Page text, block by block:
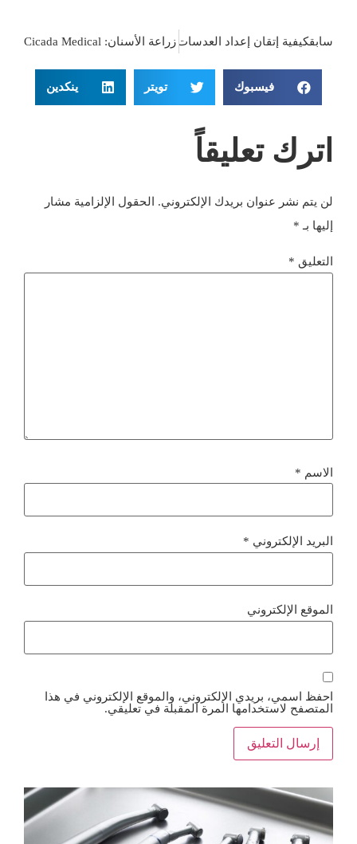
سابقكيفية إتقان إعداد العدسات اللاصقة للأسنان لتحقيق أقصى قدر
التالي مورد قبضة زراعة الأسنان: Cicada Medical
فيسبوك تويتر ينكدين
اترك تعليقاً
لن يتم نشر عنوان بريدك الإلكتروني.
الحقول الإلزامية مشار
إليها بـ *
التعليق *
الاسم *
البريد الإلكتروني *
الموقع الإلكتروني
احفظ اسمي، بريدي الإلكتروني، والموقع الإلكتروني في هذا
المتصفح لاستخدامها المرة المقبلة في تعليقي.